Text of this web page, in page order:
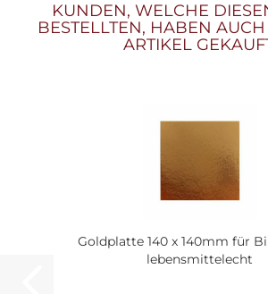
KUNDEN, WELCHE
BESTELLTEN, HABEN
ARTIKEL
Goldplatte 140 x 140mm für
lebensmittelecht